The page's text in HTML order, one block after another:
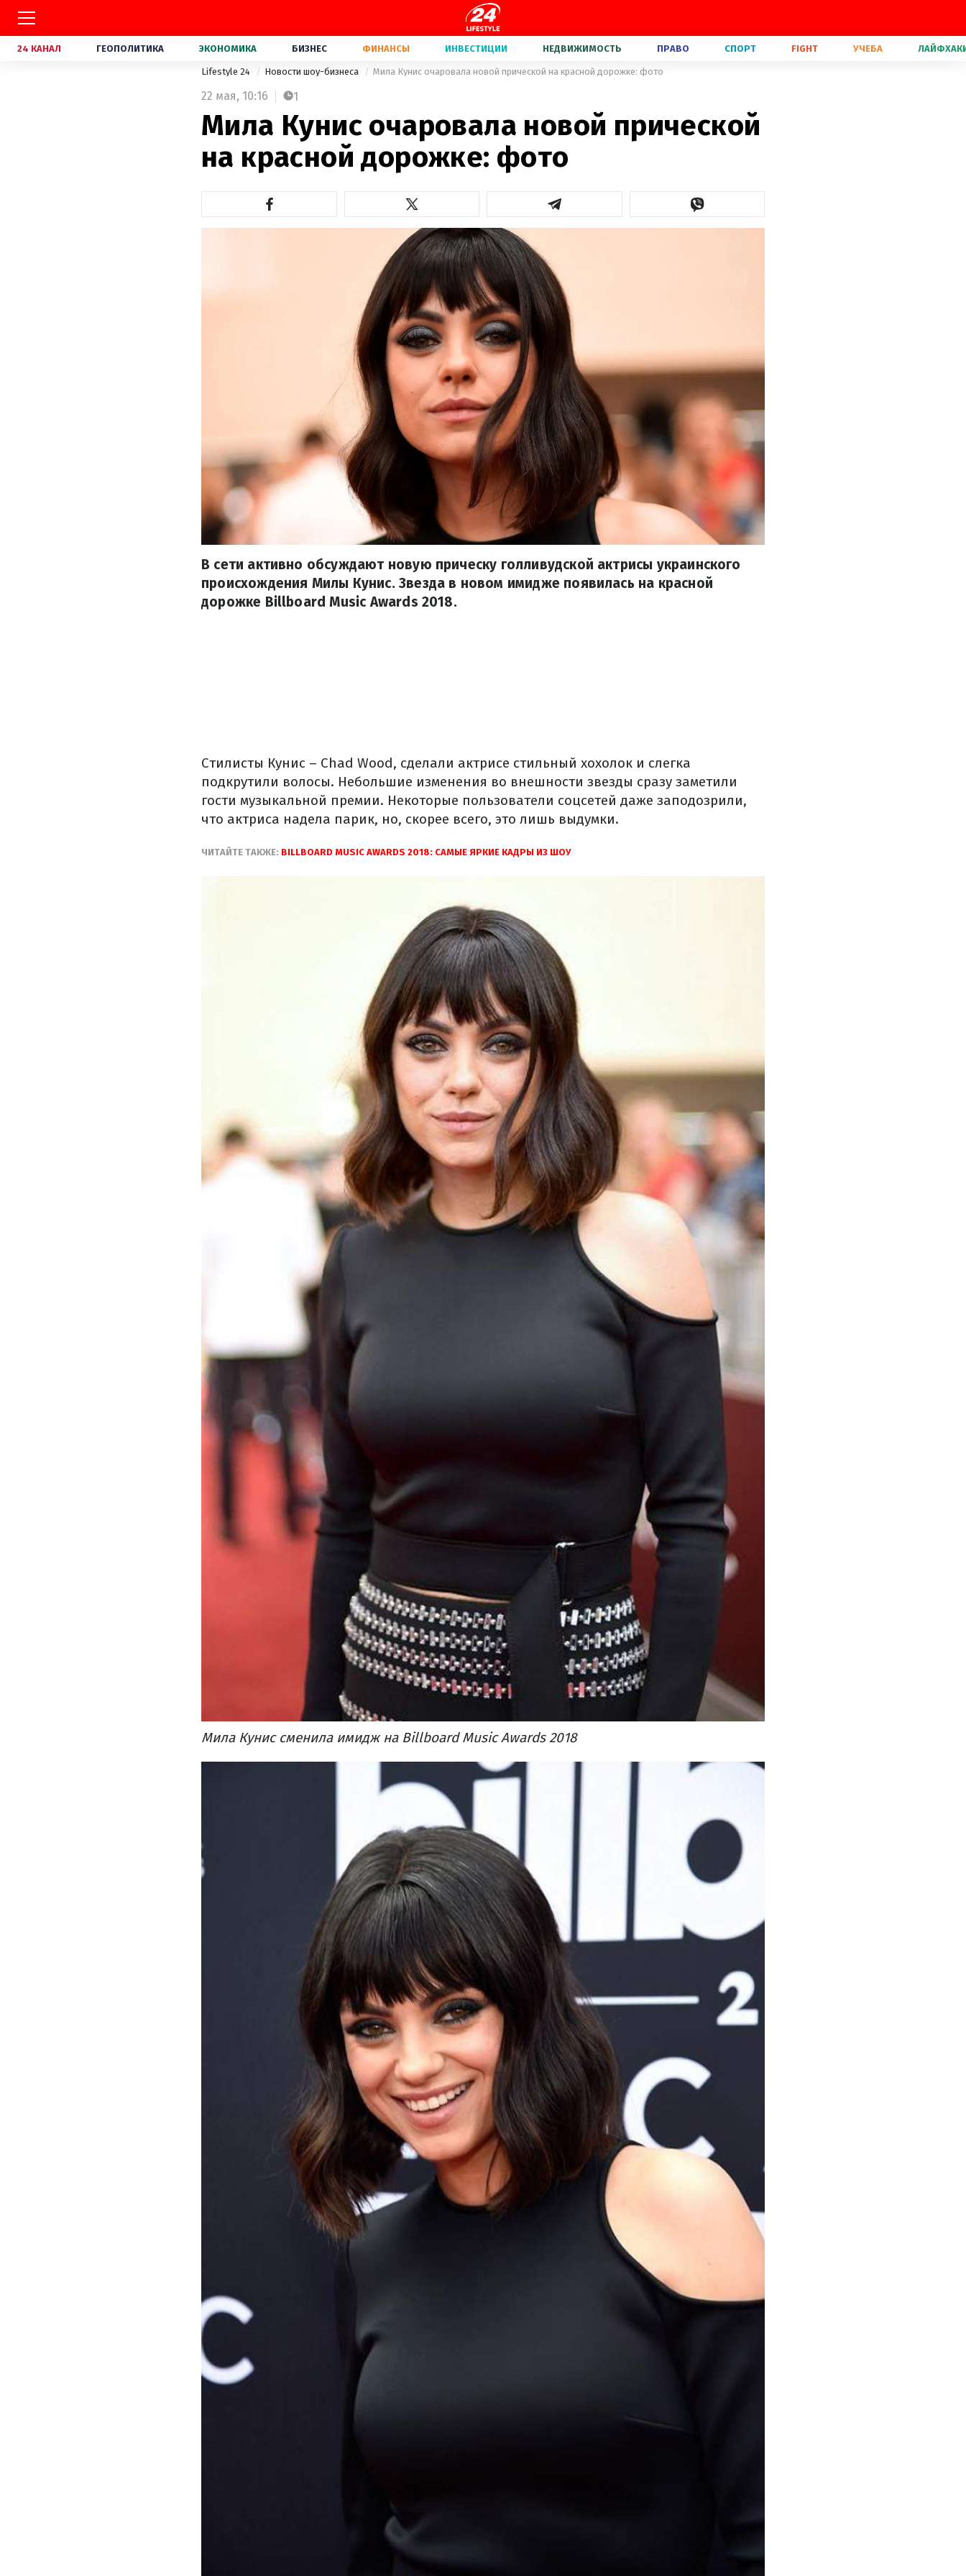
24 КАНАЛ ГЕОПОЛИТИКА ЭКОНОМИКА БИЗНЕС ФИНАНСЫ ИНВЕСТИЦИИ НЕДВИЖИМОСТЬ ПРАВО СПОРТ FIGHT УЧЕБА
Lifestyle 24 Новости шоу-бизнеса Мила Кунис очаровала новой прической на красной дорожке: фото
22 мая, 10:16 1
Мила Кунис очаровала новой прической
на красной дорожке: фото
В сети активно обсуждают новую прическу голливудской актрисы украинского
происхождения Милы Кунис. Звезда в новом имидже появилась на красной
дорожке Billboard Music Awards 2018.
Стилисты Кунис – Chad Wood, сделали актрисе стильный хохолок и слегка
подкрутили волосы. Небольшие изменения во внешности звезды сразу заметили
гости музыкальной премии. Некоторые пользователи соцсетей даже заподозрили,
что актриса надела парик, но, скорее всего, это лишь выдумки.
ЧИТАЙТЕ ТАКЖЕ: BILLBOARD MUSIC AWARDS 2018: САМЫЕ ЯРКИЕ КАДРЫ ИЗ ШОУ
Мила Кунис сменила имидж на Billboard Music Awards 2018